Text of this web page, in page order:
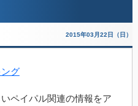
2015年03月22日（日）
グ
ペイパル関連の情報をア